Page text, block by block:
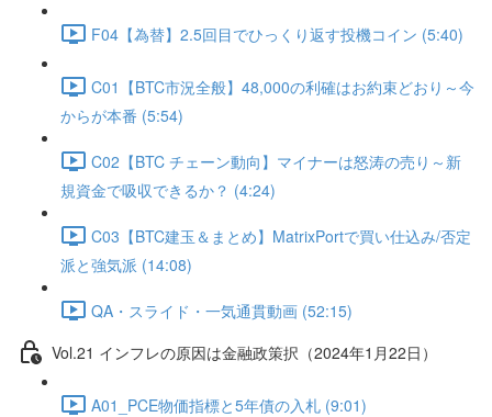
F04【為替】2.5回目でひっくり返す投機コイン (5:40)
C01【BTC市況全般】48,000の利確はお約束どおり～今
からが本番 (5:54)
C02【BTC チェーン動向】マイナーは怒涛の売り～新
規資金で吸収できるか？ (4:24)
C03【BTC建玉＆まとめ】MatrixPortで買い仕込み/否定
派と強気派 (14:08)
QA・スライド・一気通貫動画 (52:15)
Vol.21 インフレの原因は金融政策択（2024年1月22日）
A01_PCE物価指標と5年債の入札 (9:01)